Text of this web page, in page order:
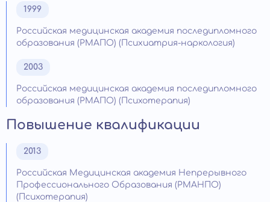
1999
Российская медицинская академия последипломного
образования (РМАПО) (Психиатрия-наркология)
2003
Российская медицинская академия последипломного
образования (РМАПО) (Психотерапия)
Повышение квалификации
2013
Российская Медицинская академия Непрерывного
Профессионального Образования (РМАНПО)
(Психотерапия)